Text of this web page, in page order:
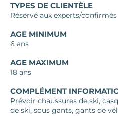
TYPES DE CLIENTÈLE
Réservé aux experts/confirmés
AGE MINIMUM
6 ans
AGE MAXIMUM
18 ans
COMPLÉMENT
Prévoir chaussures de ski,
de ski, sous gants, gants de